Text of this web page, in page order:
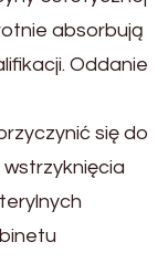
absorbują
Oddanie
się do